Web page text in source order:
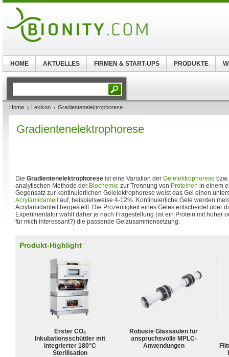
Home Lexikon Gradientenelektrophorese
Gradientenelektrophorese
Die Gradientenelektrophorese ist eine Variation der Gelelektrophorese
analytischen Methode der Biochemie zur Trennung von Proteinen in einem
Gegensatz zur kontinuierlichen Gelelektrophorese weist das Gel einen
Acrylamidanteil auf, beispielsweise 4-12%. Kontinuierliche Gele werden
Acrylamidanteil hergestellt. Die Prozentigkeit eines Geles entscheidet über
Experimentator wählt daher je nach Fragestellung (ist ein Protein mit hoher
für mich interessant?) die passende Gelzusammensetzung.
Produkt-Highlight
Erster CO₂
Inkubationsschüttler mit
integrierter 180°C
Sterilisation
Robuste Glassäulen für
anspruchsvolle MPLC-
Anwendungen
HOME AKTUELLES FIRMEN & START-UPS PRODUKTE